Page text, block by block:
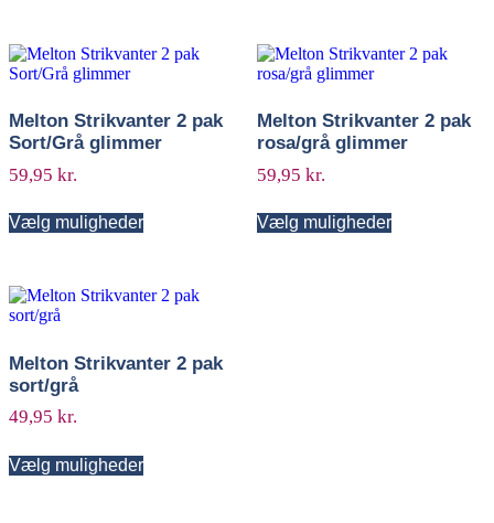
Melton Strikvanter 2 pak
Sort/Grå glimmer
59,95 kr.
Vælg muligheder
Melton Strikvanter 2 pak
rosa/grå glimmer
59,95 kr.
Vælg muligheder
Melton Strikvanter 2 pak
sort/grå
49,95 kr.
Vælg muligheder